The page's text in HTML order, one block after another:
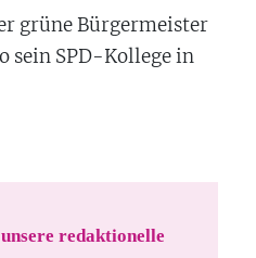
grüne Bürgermeister
sein SPD-Kollege in
redaktionelle